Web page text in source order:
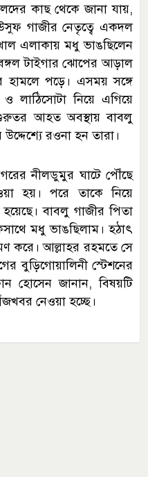
কাছ থেকে জানা যায়,
গাজীর নেতৃত্বে একদল
এলাকায় মধু ভাঙছিলেন
টাইগার ঝোপের আড়াল
পড়ে। এসময় সঙ্গে
লাঠিসোটা নিয়ে এগিয়ে
আহত অবস্থায় বাবলু
রওনা হন তারা।
নীলডুমুর ঘাটে পৌঁছে
হয়। পরে তাকে নিয়ে
হয়েছে। বাবলু গাজীর পিতা
মধু ভাঙছিলাম। হঠাৎ
করে। আল্লাহর রহমতে সে
বুড়িগোয়ালিনী স্টেশনের
হোসেন জানান, বিষয়টি
নেওয়া হচ্ছে।